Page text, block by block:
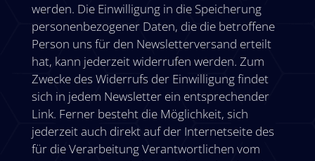
werden. Die Einwilligung in die Speicherung
personenbezogener Daten, die die betroffene
Person uns für den Newsletterversand erteilt
hat, kann jederzeit widerrufen werden. Zum
Zwecke des Widerrufs der Einwilligung findet
sich in jedem Newsletter ein entsprechender
Link. Ferner besteht die Möglichkeit, sich
jederzeit auch direkt auf der Internetseite des
für die Verarbeitung Verantwortlichen vom